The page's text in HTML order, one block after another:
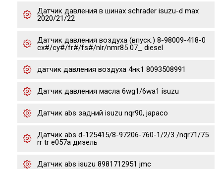
Датчик давления в шинах schrader isuzu-d max
2020/21/22
Датчик давления воздуха (впуск.) 8-98009-418-0
cx#/cy#/fr#/fs#/nlr/nmr85 07_ diesel
датчик давления воздуха 4нк1 8093508991
Датчик давления масла 6wg1/6wa1 isuzu
Датчик abs задний isuzu nqr90, japaco
Датчик abs d-125415/8-97206-760-1/2/3 /nqr71/75
rr tr e057a дизель
Датчик abs isuzu 8981712951 jmc